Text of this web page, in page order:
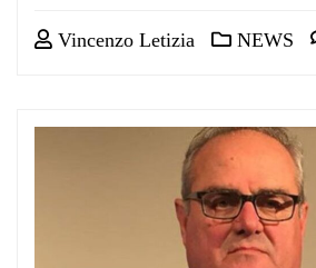
Vincenzo Letizia NEWS